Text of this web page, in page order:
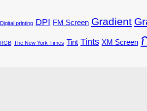
Digital printing DPI FM Screen Gradient
RGB The New York Times Tint Tints XM Screen